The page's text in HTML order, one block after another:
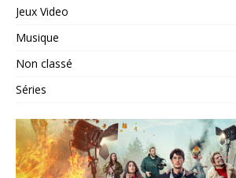
Jeux Video
Musique
Non classé
Séries